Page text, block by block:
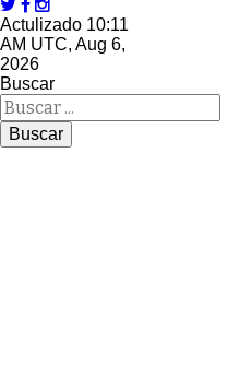
Actulizado 10:11
AM UTC, Aug 6,
2026
Buscar